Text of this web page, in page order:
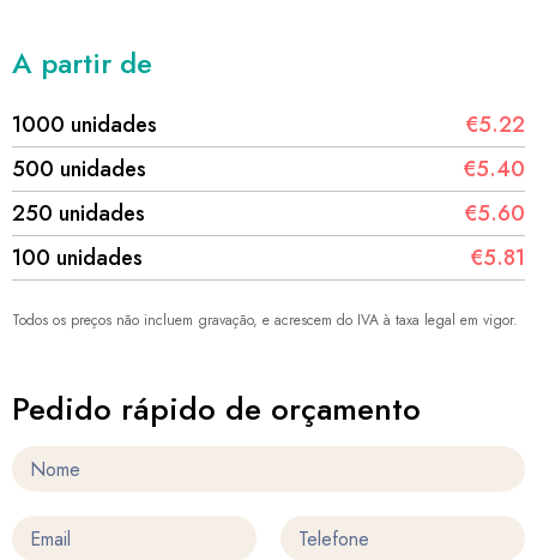
A partir de
1000 unidades
€5.22
500 unidades
€5.40
250 unidades
€5.60
100 unidades
€5.81
Todos os preços não incluem gravação, e acrescem do IVA à taxa legal em vigor.
Pedido rápido de orçamento